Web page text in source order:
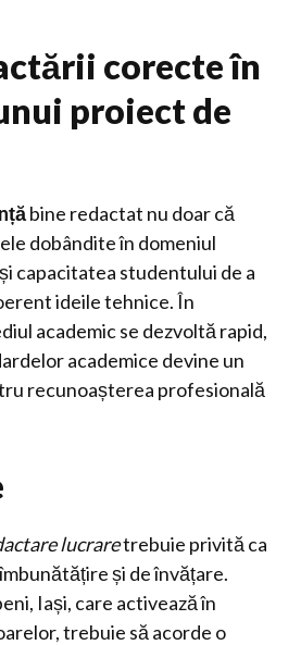
corecte în
proiect de
bine redactat nu doar că
dobândite în domeniul
capacitatea studentului de a
ideile tehnice. În
academic se dezvoltă rapid,
academice devine un
recunoașterea profesională
lucraretrebuie privită ca
și de învățare.
Iași, care activează în
trebuie să acorde o